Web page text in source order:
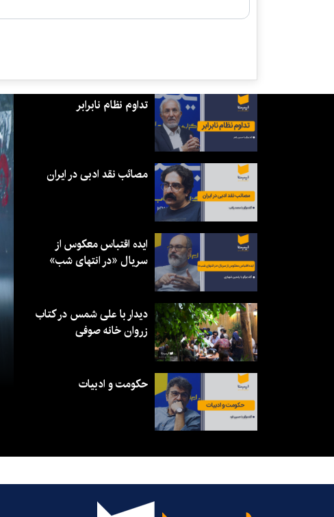
تداوم نظام نابرابر
مصائب نقد ادبی در ایران
ایده اقتباس معکوس از
سریال «در انتهای شب»
دیدار با علی شمس در کتاب
زروان خانه صوفی
حکومت و ادبیات